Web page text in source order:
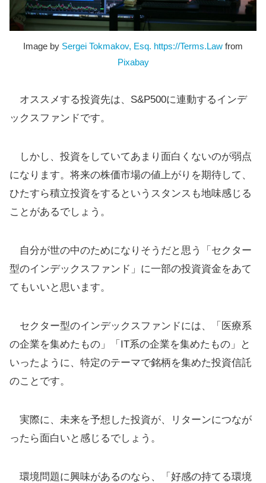
Image by Sergei Tokmakov, Esq. https://Terms.Law from
Pixabay
オススメする投資先は、S&P500に連動するインデ
ックスファンドです。
しかし、投資をしていてあまり面白くないのが弱点
になります。将来の株価市場の値上がりを期待して、
ひたすら積立投資をするというスタンスも地味感じる
ことがあるでしょう。
自分が世の中のためになりそうだと思う「セクター
型のインデックスファンド」に一部の投資資金をあて
てもいいと思います。
セクター型のインデックスファンドには、「医療系
の企業を集めたもの」「IT系の企業を集めたもの」と
いったように、特定のテーマで銘柄を集めた投資信託
のことです。
実際に、未来を予想した投資が、リターンにつなが
ったら面白いと感じるでしょう。
環境問題に興味があるのなら、「好感の持てる環境